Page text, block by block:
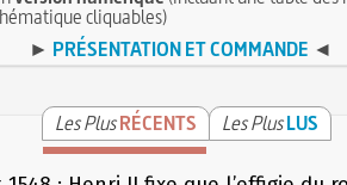
cliquables)
► PRÉSENTATION ET COMMANDE ◄
Les PlusRÉCENTS Les PlusLUS